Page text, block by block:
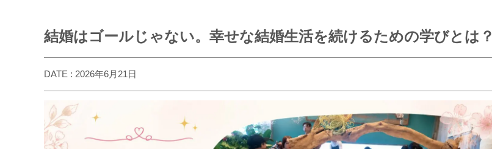
結婚はゴールじゃない。幸せな結婚生活を続けるための学びとは？
DATE : 2026年6月21日